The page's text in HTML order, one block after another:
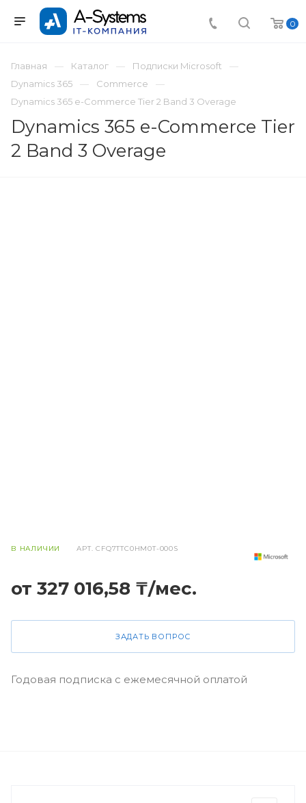
0
Главная Каталог
Подписки Microsoft
Dynamics 365
Commerce
Dynamics 365 e-Commerce Tier 2 Band 3 Overage
Dynamics 365 e-Commerce Tier
2 Band 3 Overage
В НАЛИЧИИ АРТ.CFQ7TTC0HM0T-000S
от 327 016,58 ₸/мес.
ЗАДАТЬ ВОПРОС
Годовая подписка с ежемесячной оплатой